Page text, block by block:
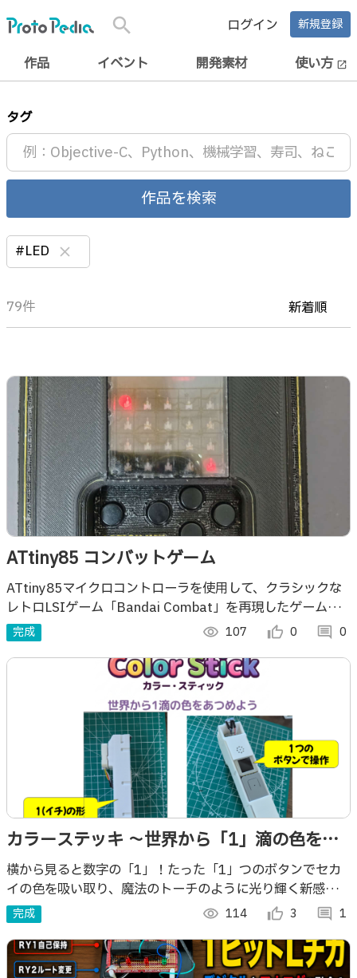
search ログイン 新規登録
作品 イベント 開発素材 使い方 open_in_new
タグ
作品を検索
#LED clear
79件 新着順
ATtiny85 コンバットゲーム
ATtiny85マイクロコントローラを使用して、クラシックな
レトロLSIゲーム「Bandai Combat」を再現したゲーム機
です。
完成 visibility 107 thumb_up_alt 0 comment 0
カラーステッキ 〜世界から「1」滴の色をあ
つめよう〜
横から見ると数字の「1」！たった「1」つのボタンでセカ
イの色を吸い取り、魔法のトーチのように光り輝く新感覚カ
ラーセンサートイ。
完成 visibility 114 thumb_up_alt 3 comment 1